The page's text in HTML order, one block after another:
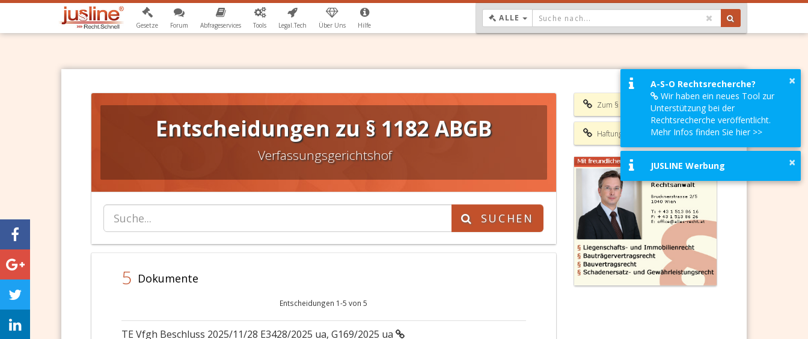
Gesetze Forum Abfrageservices Tools Legal.Tech Über Uns Hilfe
ALLE DROPDOWN: GEWÄHLTER WERT IST ALLE
Entscheidungen zu § 1182 ABGB
Verfassungsgerichtshof
SUCHEN
5 Dokumente
Entscheidungen 1-5 von 5
TE Vfgh Beschluss 2025/11/28 E3428/2025 ua, G169/2025 ua
Zum § 1182 ABGB
Haftungsausschluss
×
A-S-O Rechtsrecherche?
Wir haben ein neues Tool zur
Unterstützung bei der
Rechtsrecherche veröffentlicht.
Mehr Infos finden Sie hier >>
×
JUSLINE Werbung